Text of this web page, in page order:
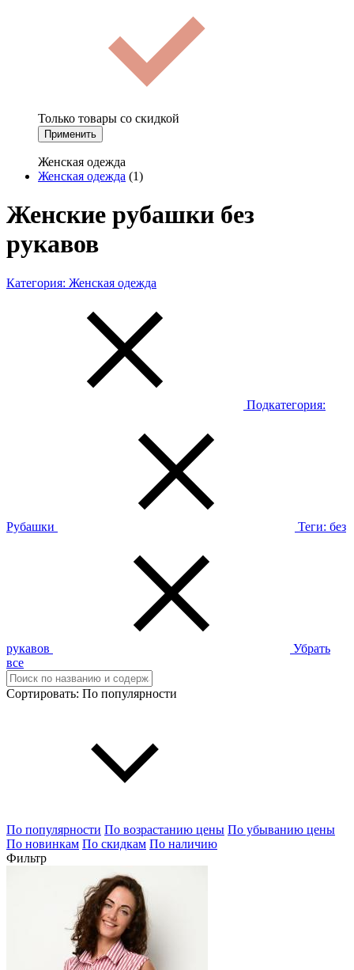
Только товары со скидкой
Применить
Женская одежда
Женская одежда (1)
Женские рубашки без
рукавов
Категория: Женская одежда
Подкатегория:
Рубашки Теги: без
рукавов
Убрать
все
Сортировать: По популярности
По популярности По возрастанию цены По убыванию цены
По новинкам По скидкам По наличию
Фильтр